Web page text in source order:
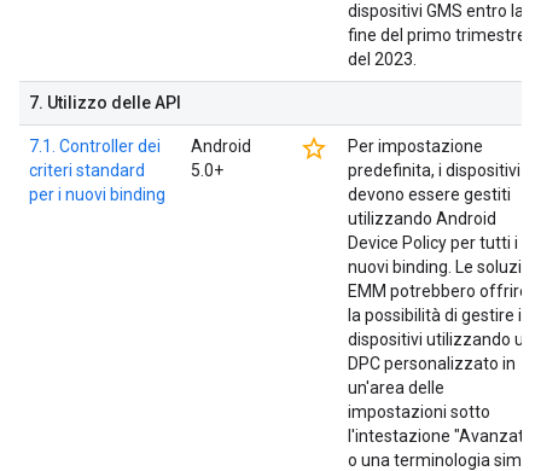
dispositivi GMS entro la
fine del primo trimestre
del 2023.
7. Utilizzo delle API
7.1. Controller dei
criteri standard
per i nuovi binding
Android
5.0+
star_border
Per impostazione
predefinita, i dispositivi
devono essere gestiti
utilizzando Android
Device Policy per tutti i
nuovi binding. Le
EMM potrebbero offrire
la possibilità di gestire i
dispositivi utilizzando un
DPC personalizzato in
un'area delle
impostazioni sotto
l'intestazione "Avanzate"
o una terminologia simile.